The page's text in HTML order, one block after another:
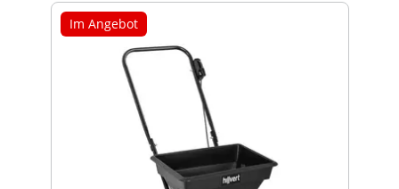
Im Angebot